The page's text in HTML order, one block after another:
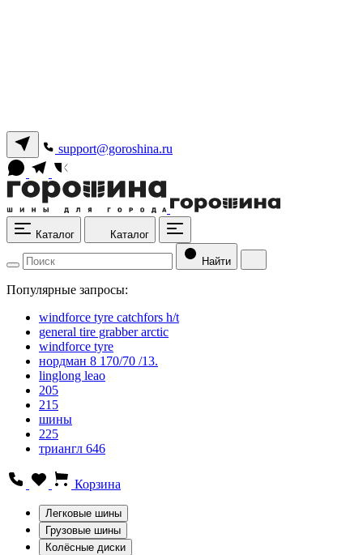
support@goroshina.ru
Каталог Каталог
Найти
Популярные запросы:
windforce tyre catchfors h/t
general tire grabber arctic
windforce tyre
нордман 8 170/70 /13.
linglong leao
205
215
шины
225
триангл 646
Корзина
Легковые шины
Грузовые шины
Колёсные диски